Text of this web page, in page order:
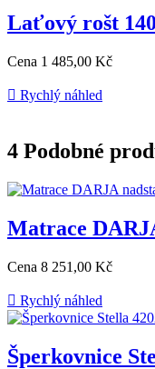
Laťový rošt
Cena 1 485,00 Kč
 Rychlý náhled
4 Podobné
Matrace
Cena 8 251,00 Kč
 Rychlý náhled
Šperkovnice